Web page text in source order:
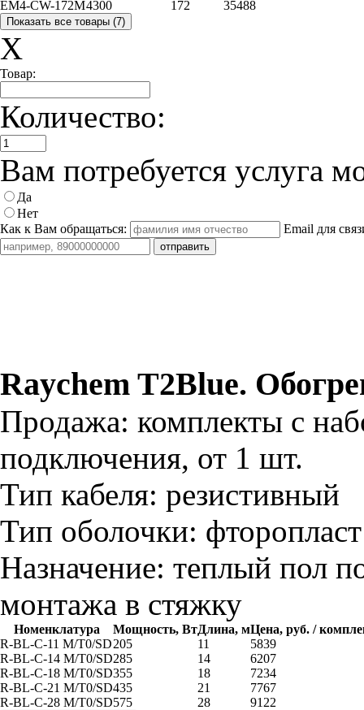
EM4-CW-172M4300 172 35488
X
Товар:
Количество:
Вам потребуется услуга
Да
Нет
Как к Вам обращаться:
Email для
Raychem T2Blue.
Продажа: комплекты с
подключения, от 1 шт.
Тип кабеля: резистивный
Тип оболочки: фторопласт
Назначение: теплый пол
монтажа в стяжку
Номенклатура Мощность, ВтДлина, мЦена, руб. /
R-BL-C-11 M/T0/SD205 11
5839
R-BL-C-14 M/T0/SD285 14
6207
R-BL-C-18 M/T0/SD355 18
7234
R-BL-C-21 M/T0/SD435 21
7767
R-BL-C-28 M/T0/SD575 28 9122